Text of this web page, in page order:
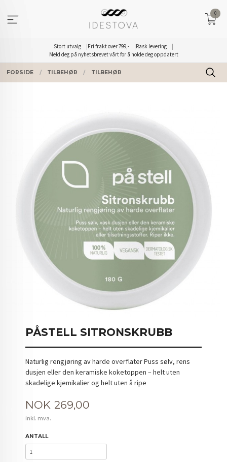
innholdet
Stort utvalg Fri frakt over 799,-
Rask levering
Meld deg på nyhetsbrevet vårt for å holde deg oppdatert
0
FORSIDE TILBEHØR TILBEHØR
PÅSTELL SITRONSKRUBB
Naturlig rengjøring av harde overflater Puss sølv, rens
dusjen eller den keramiske koketoppen – helt uten
skadelige kjemikalier og helt uten å ripe
Pris
NOK 269,00
inkl. mva.
ANTALL